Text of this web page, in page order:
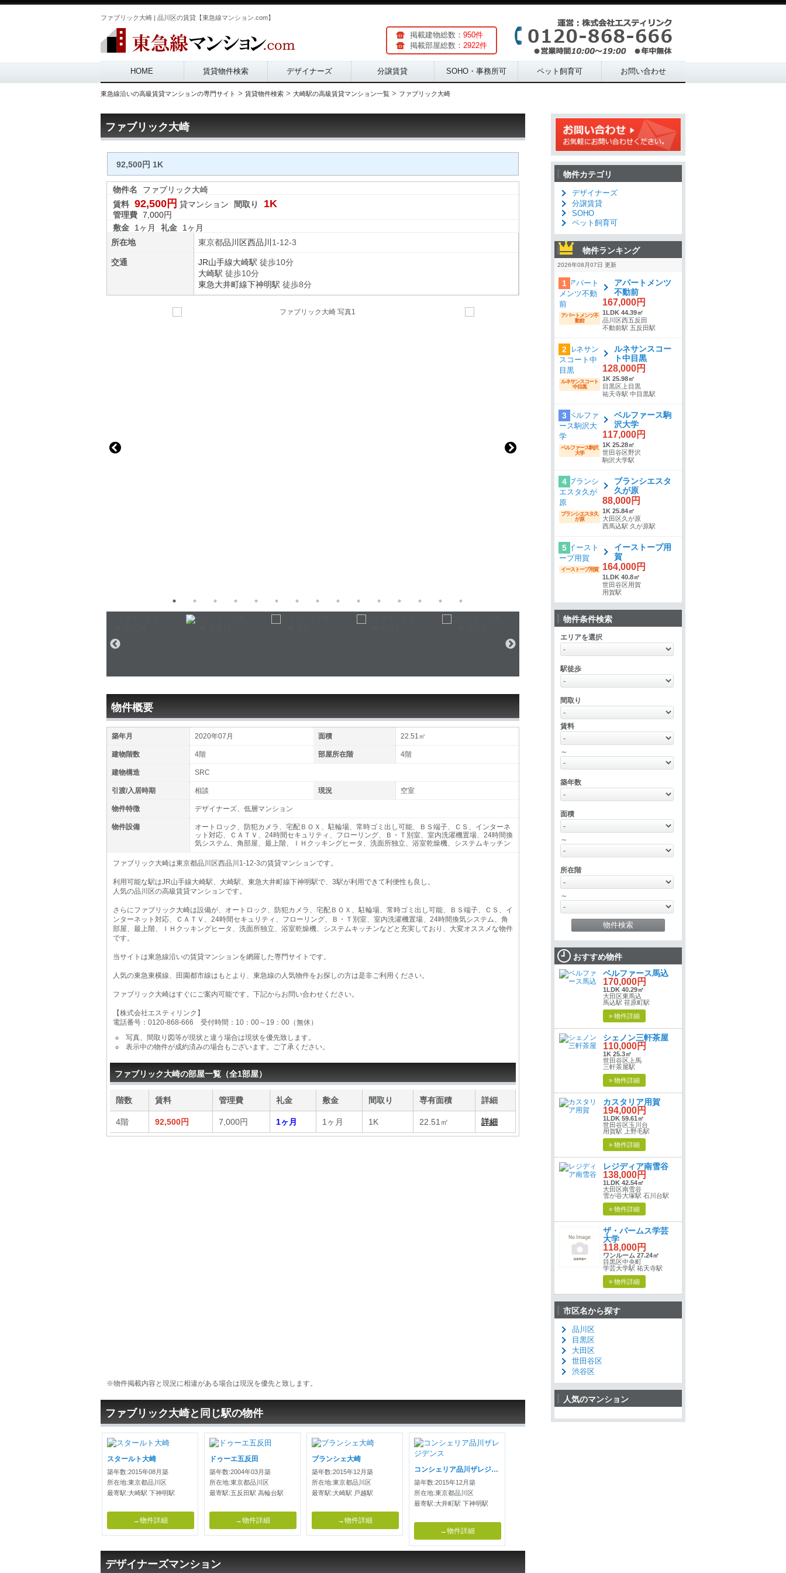
ファブリック大崎 | 品川区の賃貸【東急線マンション.com】
掲載建物総数： 950件
掲載部屋総数： 2922件
Main menu
HOME 賃貸物件検索 デザイナーズ 分譲賃貸 SOHO・事務所可 ペット飼育可 お問い合わせ
東急線沿いの高級賃貸マンションの専門サイト > 賃貸物件検索 > 大崎駅の高級賃貸マンション一覧 > ファブリック大崎
ファブリック大崎
92,500円 1K
物件名
ファブリック大崎
賃料 92,500円 貸マンション 間取り 1K
管理費 7,000円
敷金
1ヶ月 礼金
1ヶ月
所在地
東京都品川区西品川 1-12-3
交通 JR山手線大崎駅 徒歩10分
大崎駅 徒歩10分
東急大井町線下神明駅 徒歩8分
物件概要
築年月 2020年07月 面積 22.51㎡
建物階数 4階 部屋所在階 4階
建物構造 SRC
引渡/入居時期 相談 現況 空室
物件特徴 デザイナーズ、低層マンション
物件設備
オートロック、防犯カメラ、宅配ＢＯＸ、駐輪場、常時ゴミ出し可能、ＢＳ端子、ＣＳ、インターネ
ット対応、ＣＡＴＶ、24時間セキュリティ、フローリング、Ｂ・Ｔ別室、室内洗濯機置場、24時間換
気システム、角部屋、最上階、ＩＨクッキングヒータ、洗面所独立、浴室乾燥機、システムキッチン
ファブリック大崎は東京都品川区西品川1-12-3の賃貸マンションです。
利用可能な駅はJR山手線大崎駅、大崎駅、東急大井町線下神明駅で、3駅が利用できて利便性も良し。
人気の品川区の高級賃貸マンションです。
さらにファブリック大崎は設備が、オートロック、防犯カメラ、宅配ＢＯＸ、駐輪場、常時ゴミ出し可能、ＢＳ端子、ＣＳ、イ
ンターネット対応、ＣＡＴＶ、24時間セキュリティ、フローリング、Ｂ・Ｔ別室、室内洗濯機置場、24時間換気システム、角
部屋、最上階、ＩＨクッキングヒータ、洗面所独立、浴室乾燥機、システムキッチンなどと充実しており、大変オススメな物件
です。
当サイトは東急線沿いの賃貸マンションを網羅した専門サイトです。
人気の東急東横線、田園都市線はもとより、東急線の人気物件をお探しの方は是非ご利用ください。
ファブリック大崎はすぐにご案内可能です。下記からお問い合わせください。
【株式会社エスティリンク】
電話番号：0120-868-666 受付時間：10：00～19：00（無休）
写真、間取り図等が現状と違う場合は現状を優先致します。
表示中の物件が成約済みの場合もございます。ご了承ください。
ファブリック大崎の部屋一覧（全1部屋）
階数 賃料 管理費 礼金 敷金 間取り 専有面積 詳細
4階 92,500円 7,000円 1ヶ月 1ヶ月 1K 22.51㎡ 詳細
※物件掲載内容と現況に相違がある場合は現況を優先と致します。
ファブリック大崎と同じ駅の物件
スタールト大崎
築年数:2015年08月築
所在地:東京都品川区
最寄駅:大崎駅 下神明駅
→物件詳細
ドゥーエ五反田
築年数:2004年03月築
所在地:東京都品川区
最寄駅:五反田駅 高輪台駅
→物件詳細
ブランシェ大崎
築年数:2015年12月築
所在地:東京都品川区
最寄駅:大崎駅 戸越駅
→物件詳細
コンシェリア品川ザレジデンス
築年数:2015年12月築
所在地:東京都品川区
最寄駅:大井町駅 下神明駅
→物件詳細
デザイナーズマンション
物件カテゴリ
デザイナーズ
分譲賃貸
SOHO
ペット飼育可
物件ランキング
2026年08月07日 更新
1
アパートメンツ不
動前
アパートメンツ
不動前
167,000円
1LDK 44.39㎡
品川区西五反田
不動前駅 五反田駅
2
ルネサンスコート
中目黒
ルネサンスコー
ト中目黒
128,000円
1K 25.98㎡
目黒区上目黒
祐天寺駅 中目黒駅
3
ベルファース駒沢
大学
ベルファース駒
沢大学
117,000円
1K 25.28㎡
世田谷区野沢
駒沢大学駅
4
ブランシエスタ久
が原
ブランシエスタ
久が原
88,000円
1K 25.84㎡
大田区久が原
西馬込駅 久が原駅
5
イーストープ用賀
イーストープ用
賀
164,000円
1LDK 40.8㎡
世田谷区用賀
用賀駅
物件条件検索
エリアを選択
駅徒歩
間取り
賃料
～
築年数
面積
～
所在階
～
おすすめ物件
ベルファース馬込
170,000円
1LDK 40.29㎡
大田区東馬込
馬込駅 荏原町駅
» 物件詳細
シェノン三軒茶屋
110,000円
1K 25.3㎡
世田谷区上馬
三軒茶屋駅
» 物件詳細
カスタリア用賀
194,000円
1LDK 59.61㎡
世田谷区玉川台
用賀駅 上野毛駅
» 物件詳細
レジディア南雪谷
138,000円
1LDK 42.54㎡
大田区南雪谷
雪が谷大塚駅 石川台駅
» 物件詳細
ザ・パームス学芸
大学
118,000円
ワンルーム 27.24㎡
目黒区中央町
学芸大学駅 祐天寺駅
» 物件詳細
市区名から探す
品川区
目黒区
大田区
世田谷区
渋谷区
人気のマンション